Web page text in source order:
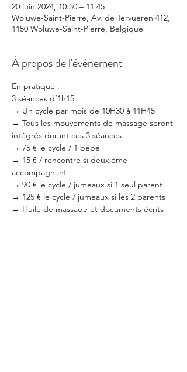
20 juin 2024, 10:30 – 11:45
Woluwe-Saint-Pierre, Av. de Tervueren 412,
1150 Woluwe-Saint-Pierre, Belgique
À propos de l'événement
En pratique :
3 séances d’1h15
→ Un cycle par mois de 10H30 à 11H45
→ Tous les mouvements de massage seront
intégrés durant ces 3 séances.
→ 75 € le cycle / 1 bébé
→ 15 € / rencontre si deuxième
accompagnant
→ 90 € le cycle / jumeaux si 1 seul parent
→ 125 € le cycle / jumeaux si les 2 parents
→ Huile de massage et documents écrits